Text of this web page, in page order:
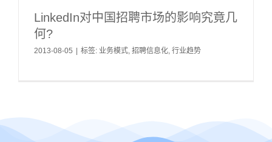
LinkedIn对中国招聘市场的影响究竟几
何?
2013-08-05 标签: 业务模式, 招聘信息化, 行业趋势